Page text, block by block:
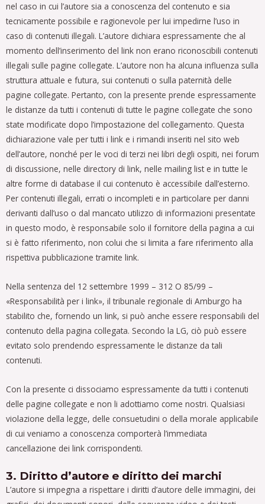
nel caso in cui l’autore sia a conoscenza del contenuto e sia
tecnicamente possibile e ragionevole per lui impedirne l’uso in
caso di contenuti illegali. L’autore dichiara espressamente che al
momento dell’inserimento del link non erano riconoscibili contenuti
illegali sulle pagine collegate. L’autore non ha alcuna influenza sulla
struttura attuale e futura, sui contenuti o sulla paternità delle
pagine collegate. Pertanto, con la presente prende espressamente
le distanze da tutti i contenuti di tutte le pagine collegate che sono
state modificate dopo l’impostazione del collegamento. Questa
dichiarazione vale per tutti i link e i rimandi inseriti nel sito web
dell’autore, nonché per le voci di terzi nei libri degli ospiti, nei forum
di discussione, nelle directory di link, nelle mailing list e in tutte le
altre forme di database il cui contenuto è accessibile dall’esterno.
Per contenuti illegali, errati o incompleti e in particolare per danni
derivanti dall’uso o dal mancato utilizzo di informazioni presentate
in questo modo, è responsabile solo il fornitore della pagina a cui
si è fatto riferimento, non colui che si limita a fare riferimento alla
rispettiva pubblicazione tramite link.
Nella sentenza del 12 settembre 1999 – 312 O 85/99 –
«Responsabilità per i link», il tribunale regionale di Amburgo ha
stabilito che, fornendo un link, si può anche essere responsabili del
contenuto della pagina collegata. Secondo la LG, ciò può essere
evitato solo prendendo espressamente le distanze da tali
contenuti.
Con la presente ci dissociamo espressamente da tutti i contenuti
delle pagine collegate e non li adottiamo come nostri. Qualsiasi
violazione della legge, delle consuetudini o della morale applicabile
di cui veniamo a conoscenza comporterà l’immediata
cancellazione dei link corrispondenti.
3. Diritto d’autore e diritto dei marchi
L’autore si impegna a rispettare i diritti d’autore delle immagini, dei